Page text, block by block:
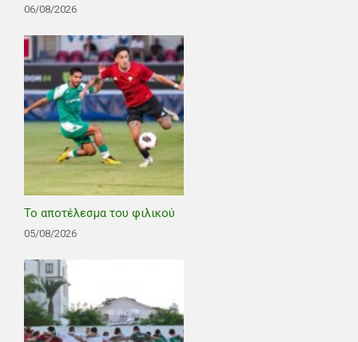
06/08/2026
Το αποτέλεσμα του φιλικού
05/08/2026